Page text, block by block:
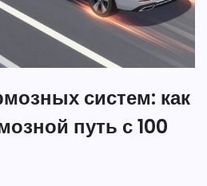
систем: как
путь с 100